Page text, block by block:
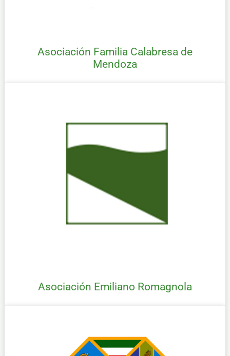
Asociación Familia Calabresa de
Mendoza
Asociación Emiliano Romagnola